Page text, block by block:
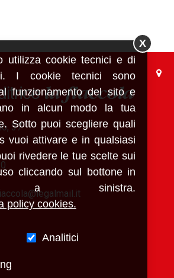
37
utilizza cookie tecnici e di
I cookie tecnici sono
funzionamento del sito e
in alcun modo la tua
Sotto puoi scegliere quali
vuoi attivare e in qualsiasi
rivedere le tue scelte sui
cliccando sul bottone in
a sinistra.
policy cookies.
Analitici
X